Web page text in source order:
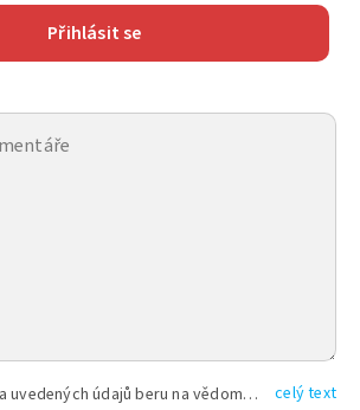
Přihlásit se
Vyplněním shora uvedených údajů beru na vědomí, že společnost TEXT FACTORY s.r.o., sídlem Brno, Durďákova 336/29, Černá Pole, PSČ: 613 00, IČ: 06157831, zapsané u Krajského soudu v Brně, oddíl C, vložka 100399, bude zpracovávat mé osobní údaje uvedené v rámci mnou vyplněného registračního formuláře na základě oprávněných zájmů TEXT FACTORY s.r.o. dle čl. 6 odst. 1 písm. f) GDPR a pro splnění právních povinností (čl. 6 odst. 1 písm. c) GDPR), a to pro tyto účely: nezbytnost zajistit oprávnění návštěvníka webových stránek provozovaných společností TEXT FACTORY s.r.o. přispívat aktivně ke zveřejněným článkům nebo v rámci diskusních fór a výkon práv TEXT FACTORY s.r.o. jako administrátora těchto diskusních fór. Více informací o zpracování osobních údajů a právech lze nalézt v celý text